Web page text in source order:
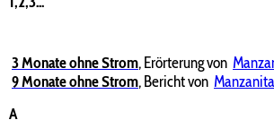
3 Monate ohne Strom,Erörterung von
9 Monate ohne Strom,Bericht von Manzanita
A